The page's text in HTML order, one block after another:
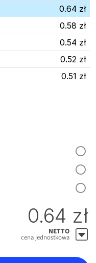
0.64 zł
0.58 zł
0.54 zł
0.52 zł
0.51 zł
0.64 zł
NETTO
cena jednostkowa